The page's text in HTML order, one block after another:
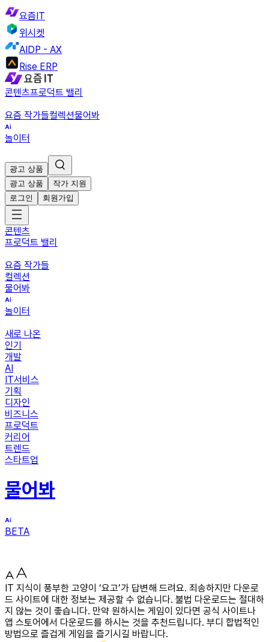
요즘IT
위시켓
AIDP - AX
Rise ERP
콘텐츠프로덕트 밸리
요즘 작가들컬렉션물어봐
놀이터
광고 상품
광고 상품
작가 지원
로그인
회원가입
콘텐츠
프로덕트 밸리
요즘 작가들
컬렉션
물어봐
놀이터
새로 나온
인기
개발
AI
IT서비스
기획
디자인
비즈니스
프로덕트
커리어
트렌드
스타트업
물어봐
BETA
IT 지식이 풍부한 고양이 ‘요고’가 답변해 드려요. 죄송하지만 다운로
드 사이트에 대한 정보는 제공할 수 없습니다. 불법 다운로드는 절대하
지 않는 것이 좋습니다. 만약 원하시는 게임이 있다면 공식 사이트나
앱 스토어에서 다운로드를 하시는 것을 추천드립니다. 부디 합법적인
방법으로 즐겁게 게임을 즐기시길 바랍니다.